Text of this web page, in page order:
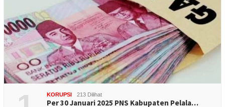
KORUPSI 213 Dilihat
Per 30 Januari 2025 PNS Kabupaten Pelala…